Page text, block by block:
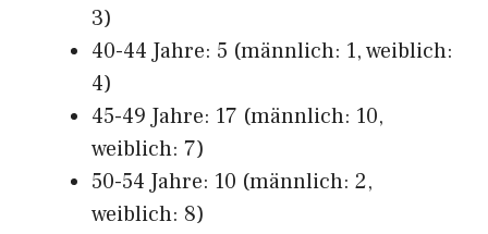
3)
40-44 Jahre: 5 (männlich: 1, weiblich:
4)
45-49 Jahre: 17 (männlich: 10,
weiblich: 7)
50-54 Jahre: 10 (männlich: 2,
weiblich: 8)